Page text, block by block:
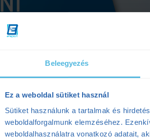
Beleegyezés
Ez a weboldal sütiket használ
Sütiket használunk a tartalmak és
weboldalforgalmunk elemzéséhez.
weboldalhasználatra vonatkozó adatait,